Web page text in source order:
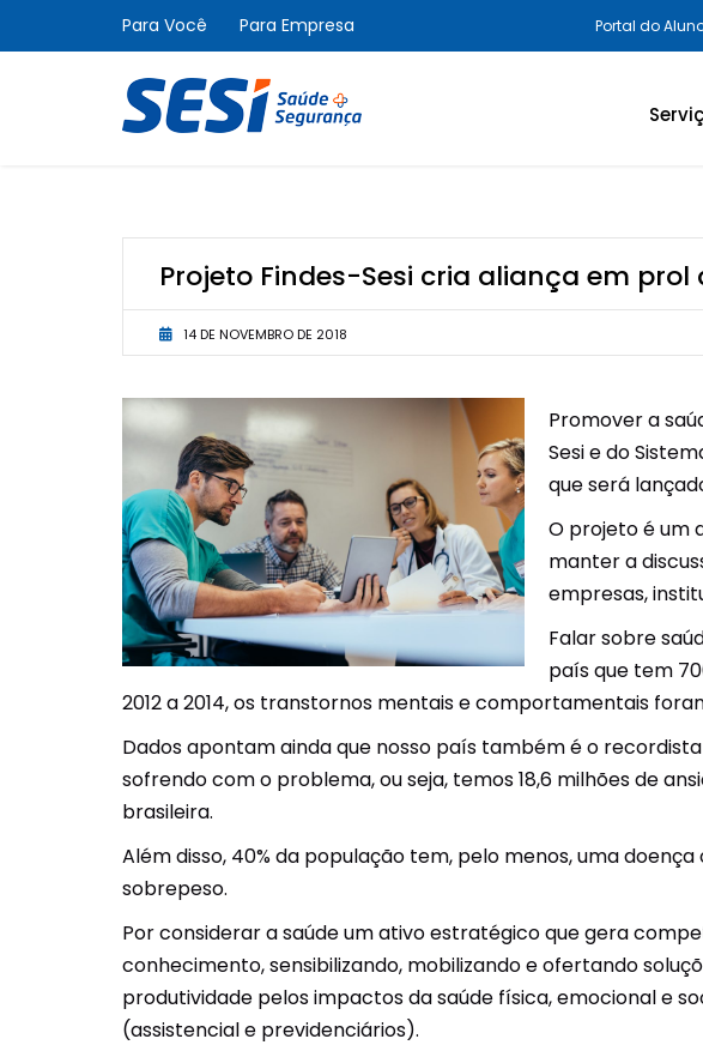
Para Você Para Empresa Portal do
Projeto Findes-Sesi cria aliança em
14 DE NOVEMBRO DE 2018
Promover a
Sesi e do
que será
O projeto é um
manter a
empresas,
Falar sobre
país que tem
2012 a 2014, os transtornos mentais e comportamentais
Dados apontam ainda que nosso país também é o
sofrendo com o problema, ou seja, temos 18,6 milhões de
brasileira.
Além disso, 40% da população tem, pelo menos, uma
sobrepeso.
Por considerar a saúde um ativo estratégico que gera
conhecimento, sensibilizando, mobilizando e ofertando
produtividade pelos impactos da saúde física, emocional e
(assistencial e previdenciários).